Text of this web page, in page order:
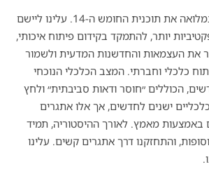
בשנת 2025 נשלים במלואה את תוכנית החומש ה-14. עלינו ליישם
יותר, להתמקד בקידום פיתוח איכותי,
את העצמאות והחדשנות המדעית ולשמור
כלכלי וחברתי. המצב הכלכלי הנוכחי
הכוללים ״חוסר ודאות סביבתית״ ולחץ
ישנים לחדשים, אך אלו אתגרים
באמצעות מאמץ. לאורך ההיסטוריה, תמיד
והתחזקנו דרך אתגרים קשים. עלינו